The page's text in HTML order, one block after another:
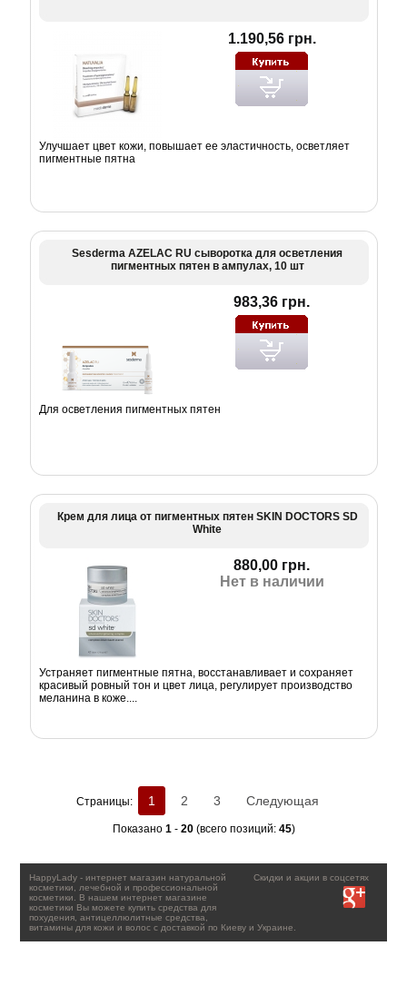
1.190,56 грн.
Улучшает цвет кожи, повышает ее эластичность, осветляет
пигментные пятна
Sesderma AZELAC RU сыворотка для осветления
пигментных пятен в ампулах, 10 шт
983,36 грн.
Для осветления пигментных пятен
Крем для лица от пигментных пятен SKIN DOCTORS SD
White
880,00 грн.
Нет в наличии
Устраняет пигментные пятна, восстанавливает и сохраняет
красивый ровный тон и цвет лица, регулирует производство
меланина в коже....
Страницы: 1 2 3 Следующая
Показано 1- 20(всего позиций: 45)
Скидки и акции в соцсетях
HappyLady - интернет магазин натуральной
косметики, лечебной и профессиональной
косметики. В нашем интернет магазине
косметики Вы можете купить средства для
похудения, антицеллюлитные средства,
витамины для кожи и волос с доставкой по Киеву и Украине.